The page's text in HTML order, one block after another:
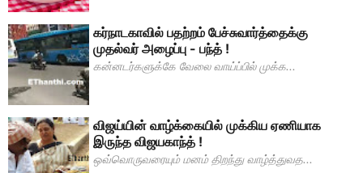
கர்நாடகாவில் பதற்றம் பேச்சுவார்த்தைக்கு
முதல்வர் அழைப்பு - பந்த் !
கன்னடர்களுக்கே வேலை வாய்ப்பில் முக்க...
விஜய்யின் வாழ்க்கையில் முக்கிய ஏணியாக
இருந்த விஜயகாந்த் !
ஒவ்வொருவரையும் மனம் திறந்து வாழ்த்துவத...